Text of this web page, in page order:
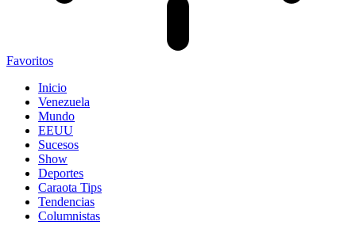
Favoritos
Inicio
Venezuela
Mundo
EEUU
Sucesos
Show
Deportes
Caraota Tips
Tendencias
Columnistas